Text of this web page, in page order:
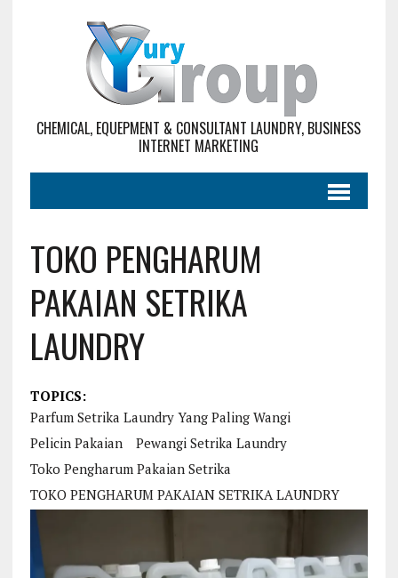
CHEMICAL, EQUEPMENT & CONSULTANT LAUNDRY, BUSINESS
INTERNET MARKETING
TOKO PENGHARUM
PAKAIAN SETRIKA
LAUNDRY
TOPICS:
Parfum Setrika Laundry Yang Paling Wangi
Pelicin Pakaian
Pewangi Setrika Laundry
Toko Pengharum Pakaian Setrika
TOKO PENGHARUM PAKAIAN SETRIKA LAUNDRY